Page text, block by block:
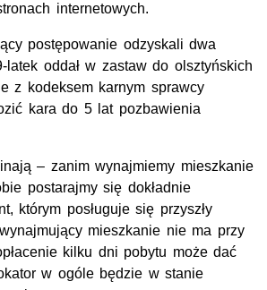
internetowych.
postępowanie odzyskali dwa
latek oddał w zastaw do olsztyńskich
z kodeksem karnym sprawcy
kara do 5 lat pozbawienia
– zanim wynajmiemy mieszkanie
postarajmy się dokładnie
którym posługuje się przyszły
mieszkanie nie ma przy
kilku dni pobytu może dać
w ogóle będzie w stanie